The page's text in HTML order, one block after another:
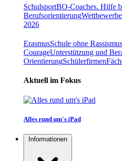
SchulsportBO-Coaches. Hilfe
BerufsorientierungWettbewerbe
2026
ErasmusSchule ohne
CourageUnterstützung und
OrientierungSchülerfirmen
Aktuell im Fokus
Alles rund um's iPad
Informationen